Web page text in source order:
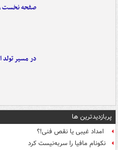
صفحه نخست
در مسیر تولد
پربازدیدترین ها
امداد غیبی یا نقص فنی!؟
نکونام مافیا را سربه‌نیست کرد